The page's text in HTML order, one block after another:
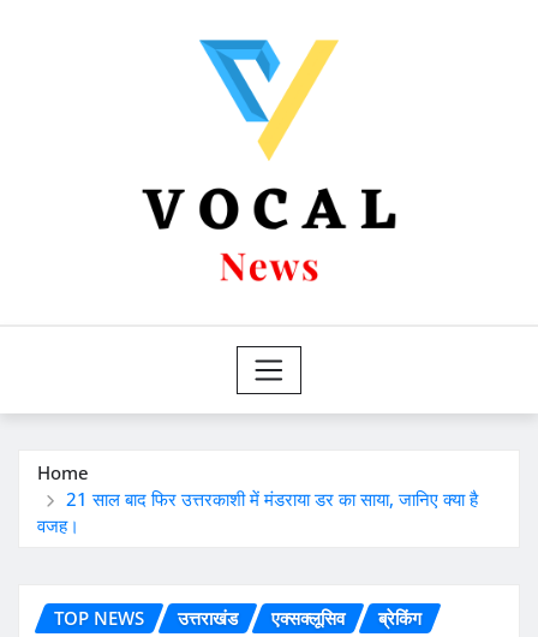
Home
21 साल बाद फिर उत्तरकाशी में मंडराया डर का साया, जानिए क्या है
वजह।
TOP NEWS उत्तराखंड एक्सक्लूसिव ब्रेकिंग